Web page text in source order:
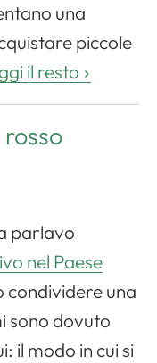
una
piccole
il resto
parlavo
nel Paese
condividere una
sono dovuto
il modo in cui si